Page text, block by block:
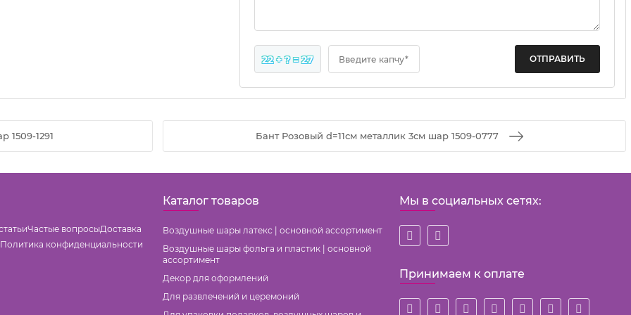
22 + ? = 27 Введите капчу*
1509-1291 Бант Розовый d=11см металлик 3см шар 1509-0777
Частые вопросыДоставка
Политика конфиденциальности
Каталог товаров
Воздушные шары латекс | основной ассортимент
Воздушные шары фольга и пластик | основной
ассортимент
Декор для оформлений
Для развлечений и церемоний
Мы в социальных сетях:
Принимаем к оплате